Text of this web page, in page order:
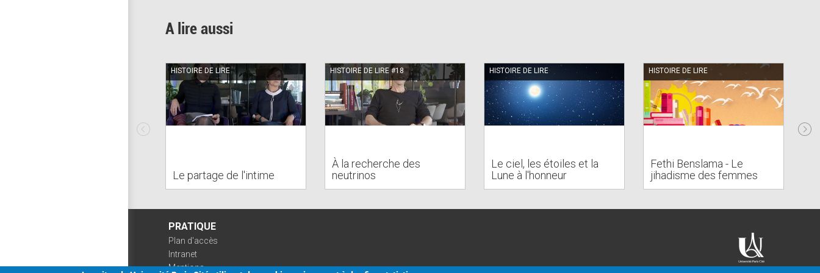
A lire aussi
HISTOIRE DE LIRE
Le partage de l'intime
HISTOIRE DE LIRE #18
À la recherche des
neutrinos
HISTOIRE DE LIRE
Le ciel, les étoiles et la
Lune à l'honneur
HISTOIRE DE LIRE
Fethi Benslama - Le
jihadisme des femmes
PRATIQUE
Plan d'accès
Intranet
Mentions